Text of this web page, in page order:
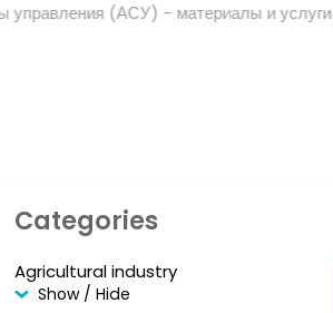
управления (АСУ) - материалы и услуги
Categories
Agricultural industry
Show / Hide